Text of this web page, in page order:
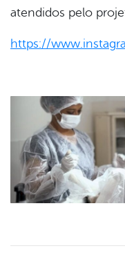
atendidos pelo
https://